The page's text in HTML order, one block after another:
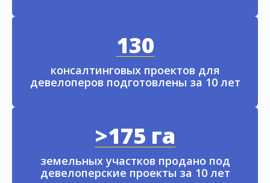
130
консалтинговых проектов для
девелоперов подготовлены за 10 лет
>175 га
земельных участков продано под
девелоперские проекты за 10 лет